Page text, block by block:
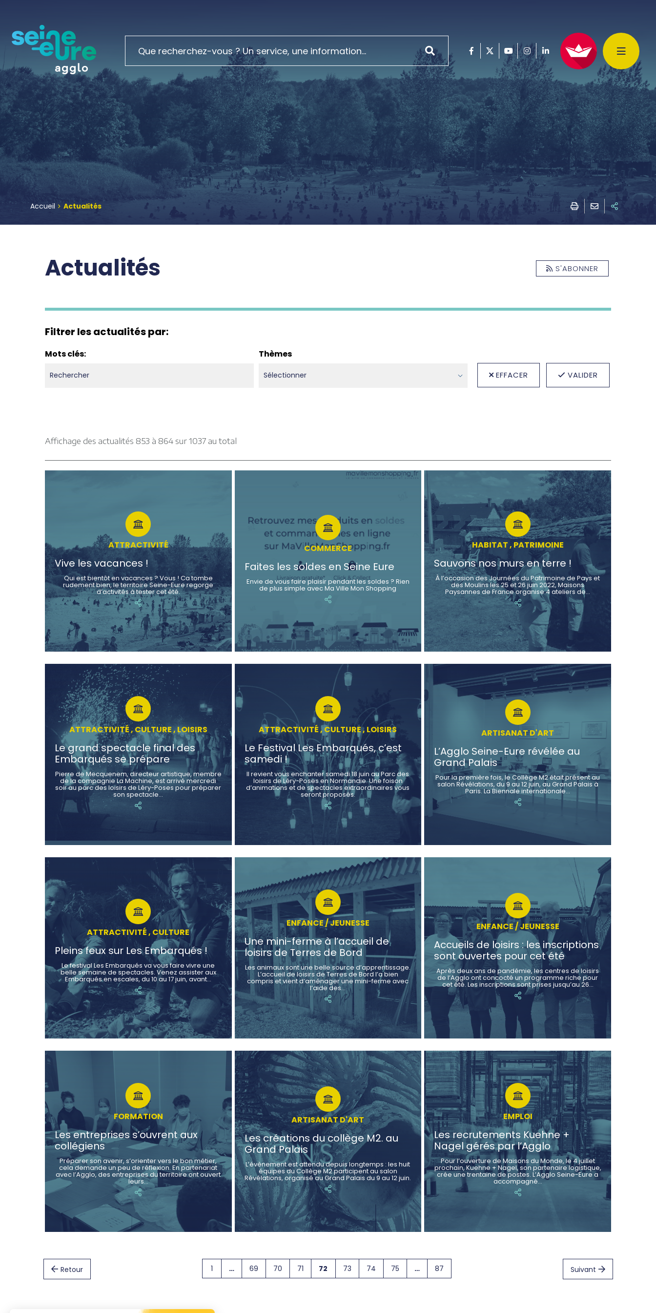
Accueil Actualités
Actualités S'ABONNER
Filtrer les actualités par:
Mots clés: Thèmes
EFFACER VALIDER
Affichage des actualités 853 à 864 sur 1037 au total
ATTRACTIVITÉ
Vive les vacances !
Qui est bientôt en vacances ? Vous ! Ca tombe
rudement bien, le territoire Seine-Eure regorge
d’activités à tester cet été.
COMMERCE
Faites les soldes en Seine Eure
Envie de vous faire plaisir pendant les soldes ? Rien
de plus simple avec Ma Ville Mon Shopping
HABITAT , PATRIMOINE
Sauvons nos murs en terre !
À l’occasion des Journées du Patrimoine de Pays et
des Moulins les 25 et 26 juin 2022, Maisons
Paysannes de France organise 4 ateliers de…
ATTRACTIVITÉ , CULTURE , LOISIRS
Le grand spectacle final des
Embarqués se prépare
Pierre de Mecquenem, directeur artistique, membre
de la compagnie La Machine, est arrivé mercredi
soir au parc des loisirs de Léry-Poses pour préparer
son spectacle…
ATTRACTIVITÉ , CULTURE , LOISIRS
Le Festival Les Embarqués, c’est
samedi !
Il revient vous enchanter samedi 18 juin au Parc des
loisirs de Léry-Poses en Normandie. Une foison
d’animations et de spectacles extraordinaires vous
seront proposés.
ARTISANAT D'ART
L’Agglo Seine-Eure révélée au
Grand Palais
Pour la première fois, le Collège M2 était présent au
salon Révélations, du 9 au 12 juin, au Grand Palais à
Paris. La Biennale internationale…
ATTRACTIVITÉ , CULTURE
Pleins feux sur Les Embarqués !
Le festival Les Embarqués va vous faire vivre une
belle semaine de spectacles. Venez assister aux
Embarqués en escales, du 10 au 17 juin, avant…
ENFANCE / JEUNESSE
Une mini-ferme à l’accueil de
loisirs de Terres de Bord
Les animaux sont une belle source d’apprentissage.
L’accueil de loisirs de Terres de Bord l’a bien
compris et vient d’aménager une mini-ferme avec
l’aide des…
ENFANCE / JEUNESSE
Accueils de loisirs : les inscriptions
sont ouvertes pour cet été
Après deux ans de pandémie, les centres de loisirs
de l’Agglo ont concocté un programme riche pour
cet été. Les inscriptions sont prises jusqu’au 26…
FORMATION
Les entreprises s’ouvrent aux
collégiens
Préparer son avenir, s’orienter vers le bon métier,
cela demande un peu de réflexion. En partenariat
avec l’Agglo, des entreprises du territoire ont ouvert
leurs…
ARTISANAT D'ART
Les créations du collège M2. au
Grand Palais
L’évènement est attendu depuis longtemps : les huit
équipes du Collège M2 participent au salon
Révélations, organisé au Grand Palais du 9 au 12 juin.
EMPLOI
Les recrutements Kuehne +
Nagel gérés par l’Agglo
Pour l’ouverture de Maisons du Monde, le 4 juillet
prochain, Kuehne + Nagel, son partenaire logistique,
crée une trentaine de postes. L’Agglo Seine-Eure a
accompagné…
Retour 1 … 69 70 71 72 73 74 75 … 87 Suivant